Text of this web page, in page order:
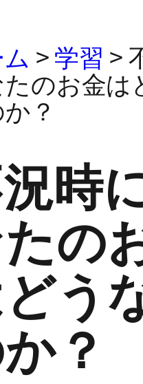
>学習 >
のお金は
？
時
の
う
？